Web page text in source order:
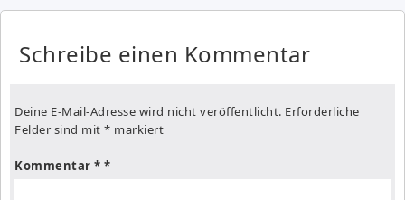
Schreibe einen Kommentar
Deine E-Mail-Adresse wird nicht veröffentlicht. Erforderliche
Felder sind mit * markiert
Kommentar *